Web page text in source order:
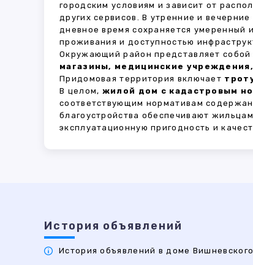
городским условиям и зависит от
других сервисов. В утренние и
дневное время сохраняется умеренный
проживания и доступностью
Окружающий район представляет
магазины, медицинские
Придомовая территория включает
В целом, жилой дом с кадастровым
соответствующим нормативам
благоустройства обеспечивают
эксплуатационную пригодность и
История объявлений
История объявлений в доме